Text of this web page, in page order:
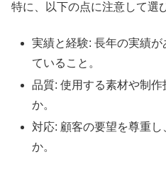
特に、以下の点に注意して選
実績と経験: 長年の実績
ていること。
品質: 使用する素材や制
か。
対応: 顧客の要望を尊重
か。